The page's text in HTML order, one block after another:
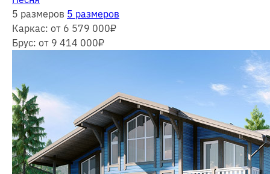
5 размеров 5 размеров
Каркас: от 6 579 000₽
Брус: от 9 414 000₽